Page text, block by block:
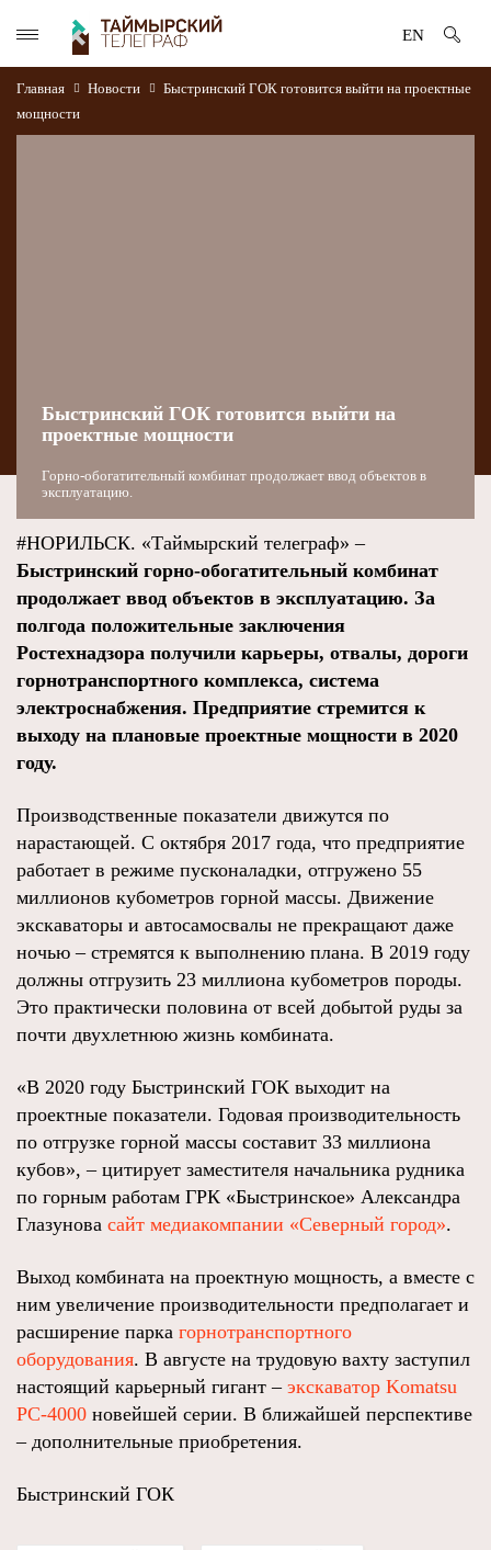
EN
Главная Новости
Быстринский ГОК готовится выйти на проектные
мощности
Быстринский ГОК готовится выйти на
проектные мощности
Горно-обогатительный комбинат продолжает ввод объектов в
эксплуатацию.
#НОРИЛЬСК. «Таймырский телеграф» –
Быстринский горно-обогатительный комбинат
продолжает ввод объектов в эксплуатацию. За
полгода положительные заключения
Ростехнадзора получили карьеры, отвалы, дороги
горнотранспортного комплекса, система
электроснабжения. Предприятие стремится к
выходу на плановые проектные мощности в 2020
году.
Производственные показатели движутся по
нарастающей. С октября 2017 года, что предприятие
работает в режиме пусконаладки, отгружено 55
миллионов кубометров горной массы. Движение
экскаваторы и автосамосвалы не прекращают даже
ночью – стремятся к выполнению плана. В 2019 году
должны отгрузить 23 миллиона кубометров породы.
Это практически половина от всей добытой руды за
почти двухлетнюю жизнь комбината.
«В 2020 году Быстринский ГОК выходит на
проектные показатели. Годовая производительность
по отгрузке горной массы составит 33 миллиона
кубов», – цитирует заместителя начальника рудника
по горным работам ГРК «Быстринское» Александра
Глазунова сайт медиакомпании «Северный город».
Выход комбината на проектную мощность, а вместе с
ним увеличение производительности предполагает и
расширение парка горнотранспортного
оборудования. В августе на трудовую вахту заступил
настоящий карьерный гигант – экскаватор Komatsu
PC-4000 новейшей серии. В ближайшей перспективе
– дополнительные приобретения.
Быстринский ГОК